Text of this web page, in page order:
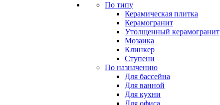
По типу
Керамическая плитка
Керамогранит
Утолщенный керамогранит
Мозаика
Клинкер
Ступени
По назначению
Для бассейна
Для ванной
Для кухни
Для офиса